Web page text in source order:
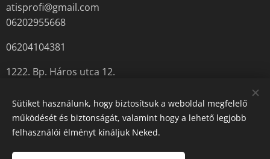
atisprofi@gmail.com
06202955668
06204104381
1222. Bp. Háros utca 12.
A termékek aktuális készletéről érdeklődjön az üzletben, vagy a
megadott elérhetőségek egyikén.
Sütiket használunk, hogy biztosítsuk a weboldal megfelelő
működését és biztonságát, valamint hogy a lehető legjobb
felhasználói élményt kínáljuk Neked.